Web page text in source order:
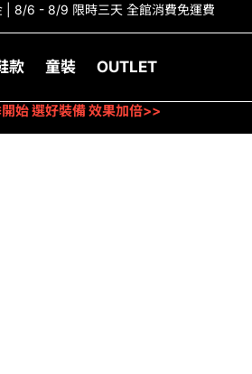
| 8/6 - 8/9 限時三天 全館消費免運費
款 童裝 OUTLET
始 選好裝備 效果加倍>>